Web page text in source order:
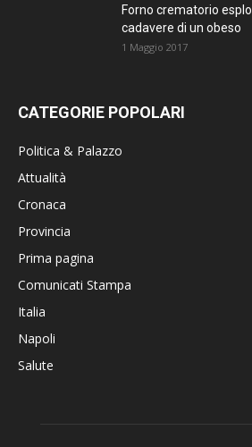
Forno crematorio
cadavere di un obeso
1 Maggio 2017
CATEGORIE POPOLARI
Politica & Palazzo
Attualità
Cronaca
Provincia
Prima pagina
Comunicati Stampa
Italia
Napoli
Salute